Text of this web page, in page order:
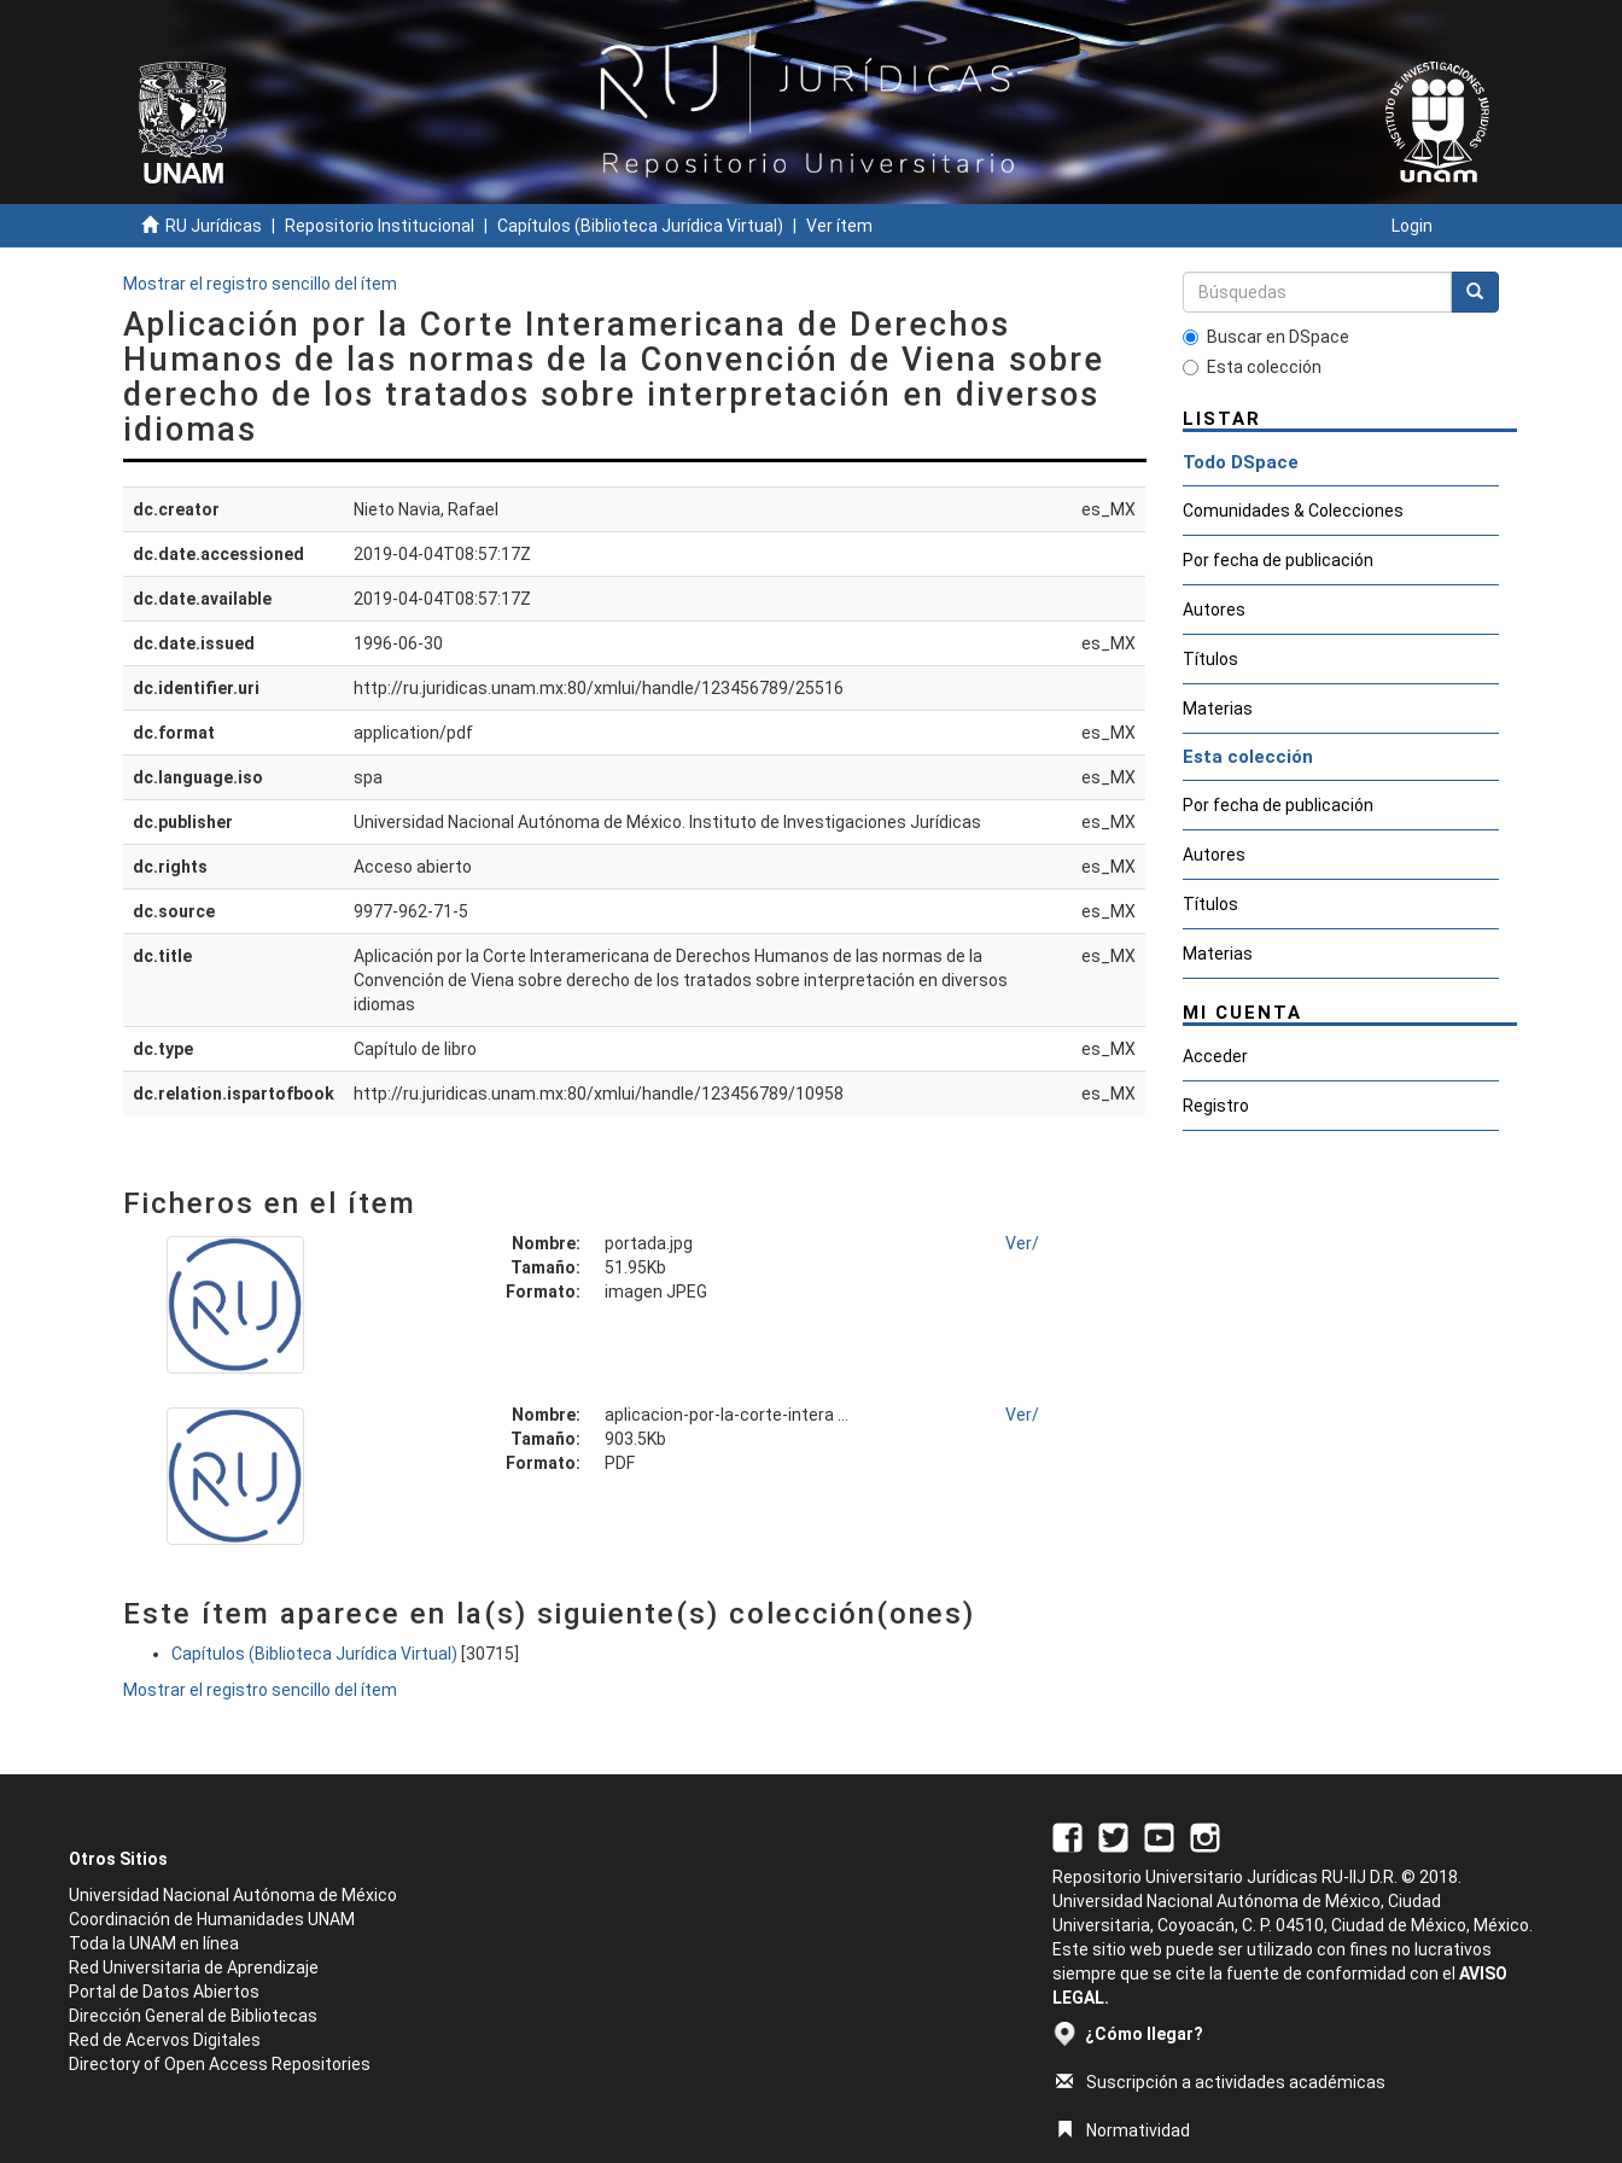
RU Jurídicas Repositorio Institucional Capítulos (Biblioteca Jurídica Virtual) Ver ítem Login
Mostrar el registro sencillo del ítem
Aplicación por la Corte Interamericana de Derechos
Humanos de las normas de la Convención de Viena sobre
derecho de los tratados sobre interpretación en diversos
idiomas
dc.creator Nieto Navia, Rafael es_MX
dc.date.accessioned 2019-04-04T08:57:17Z
dc.date.available 2019-04-04T08:57:17Z
dc.date.issued 1996-06-30 es_MX
dc.identifier.uri http://ru.juridicas.unam.mx:80/xmlui/handle/123456789/25516
dc.format application/pdf es_MX
dc.language.iso spa es_MX
dc.publisher Universidad Nacional Autónoma de México. Instituto de Investigaciones Jurídicas es_MX
dc.rights Acceso abierto es_MX
dc.source 9977-962-71-5 es_MX
dc.title
Aplicación por la Corte Interamericana de Derechos Humanos de las normas de la
Convención de Viena sobre derecho de los tratados sobre interpretación en diversos
idiomas
es_MX
dc.type Capítulo de libro es_MX
dc.relation.ispartofbook http://ru.juridicas.unam.mx:80/xmlui/handle/123456789/10958 es_MX
Ficheros en el ítem
Nombre:
portada.jpg
Tamaño:
51.95Kb
Formato:
imagen JPEG
Ver/
Nombre:
aplicacion-por-la-corte-intera ...
Tamaño:
903.5Kb
Formato:
PDF
Ver/
Este ítem aparece en la(s) siguiente(s) colección(ones)
Capítulos (Biblioteca Jurídica Virtual) [30715]
Mostrar el registro sencillo del ítem
Buscar en DSpace
Esta colección
LISTAR
Todo DSpace
Comunidades & Colecciones
Por fecha de publicación
Autores
Títulos
Materias
Esta colección
Por fecha de publicación
Autores
Títulos
Materias
MI CUENTA
Acceder
Registro
Otros Sitios
Universidad Nacional Autónoma de México
Coordinación de Humanidades UNAM
Toda la UNAM en línea
Red Universitaria de Aprendizaje
Portal de Datos Abiertos
Dirección General de Bibliotecas
Red de Acervos Digitales
Directory of Open Access Repositories
Repositorio Universitario Jurídicas RU-IIJ D.R. © 2018.
Universidad Nacional Autónoma de México, Ciudad
Universitaria, Coyoacán, C. P. 04510, Ciudad de México, México.
Este sitio web puede ser utilizado con fines no lucrativos
siempre que se cite la fuente de conformidad con el AVISO
LEGAL.
¿Cómo llegar?
Suscripción a actividades académicas
Normatividad